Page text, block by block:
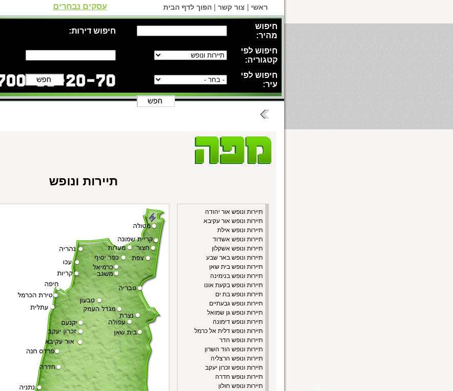
ראשי | צור קשר | הפוך לדף הבית עסקים נבחרים
חיפוש
מהיר:
חיפוש דירות:
חיפוש לפי
קטגוריה:
חיפוש לפי
עיר:
תיירות ונופש
תיירות ונופש אור יהודה
תיירות ונופש אור עקיבא
תיירות ונופש אילת
תיירות ונופש אשדוד
תיירות ונופש אשקלון
תיירות ונופש באר שבע
תיירות ונופש בית שאן
תיירות ונופש בנימינה
תיירות ונופש בקעת אונו
תיירות ונופש בת ים
תיירות ונופש גבעתיים
תיירות ונופש גן שמואל
תיירות ונופש דימונה
תיירות ונופש דלית אל כרמל
תיירות ונופש הדר
תיירות ונופש הוד השרון
תיירות ונופש הרצליה
תיירות ונופש זכרון יעקב
תיירות ונופש חדרה
תיירות ונופש חולון